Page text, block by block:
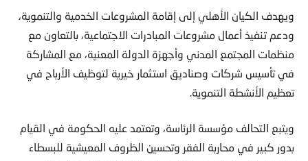
ودعم تنفيذ أعمال مشروعات المبادرات الاجتماعية، بالتعاون مع
منظمات المجتمع المدني وأجهزة الدولة المعنية، مع المشاركة
في تأسيس شركات وصناديق استثمار خيرية لتوظيف الأرباح في
تعظيم الأنشطة التنموية.
بدور كبير في محاربة الفقر وتحسين الظروف المعيشية للبسطاء
وتوصيل المساعدات مع إنشاء مشروعات تنموية خدمية، مثل